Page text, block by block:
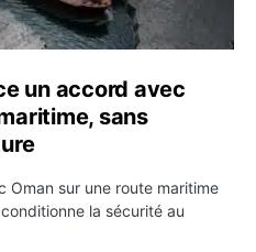
un accord avec
sans
Oman sur une route maritime
la sécurité au